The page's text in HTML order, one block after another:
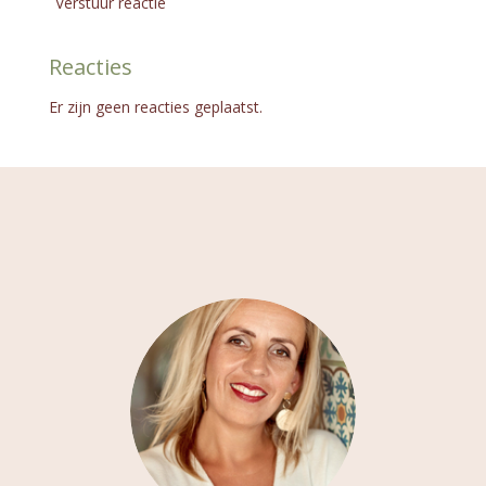
Reacties
Er zijn geen reacties geplaatst.